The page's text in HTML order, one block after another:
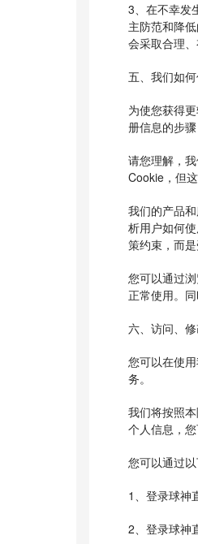
3、在不幸发
主防范和降
会采取合理
五、我们如
为使您获得
册信息的步
请您理解，
Cookie，但
我们的产品
析用户如何
策约束，而
您可以通过
正常使用。
六、访问、
您可以在使
务。
我们将按照
个人信息，
您可以通过
1、登录球神
2、登录球神